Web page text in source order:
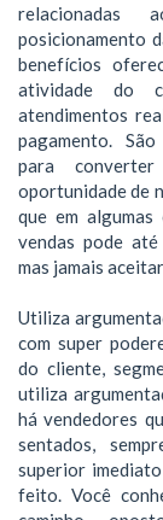
relacionadas
posicionamento
benefícios
atividade do
atendimentos
pagamento.
para
oportunidade de
que em
vendas pode
mas jamais
Utiliza
com super
do cliente,
utiliza
há vendedores
sentados,
superior
feito. Você